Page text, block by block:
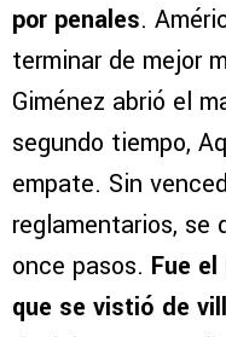
por penales.
terminar de mejor
Giménez abrió el
segundo tiempo,
empate. Sin
reglamentarios, se
once pasos. Fue
que se vistió de